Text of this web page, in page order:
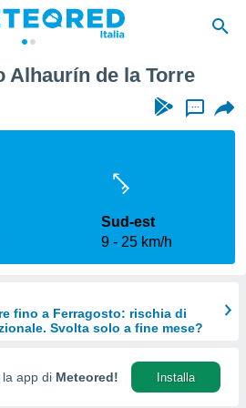
Alhaurín de la Torre
...
Sud-est
9
25 km/h
fino a Ferragosto: rischia di
Svolta solo a fine mese?
la app di Meteored! Installa